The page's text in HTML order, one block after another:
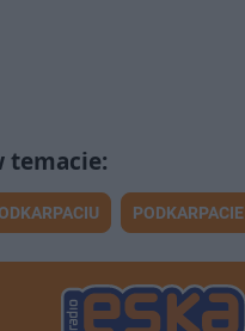
PODKARPACIE